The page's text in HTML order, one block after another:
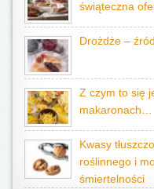
świąteczna
Drożdże –
Z czym to się
makaronach…
Kwasy
roślinnego i
śmiertelności